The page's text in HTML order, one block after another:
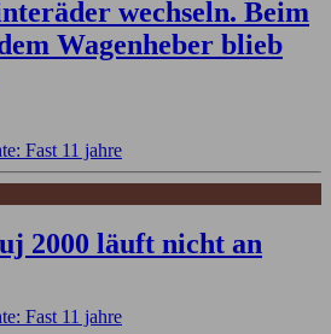
wechseln. Beim
Wagenheber blieb
Fast 11 jahre
2000 läuft nicht an
Fast 11 jahre